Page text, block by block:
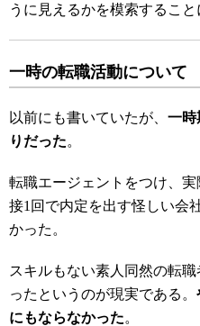
うに見えるかを模索すること
一時の転職活動について
以前にも書いていたが、 一時
りだった。
転職エージェントをつけ、
接1回で内定を出す怪しい会
かった。
スキルもない素人同然の転
ったというのが現実である。
にもならなかった。